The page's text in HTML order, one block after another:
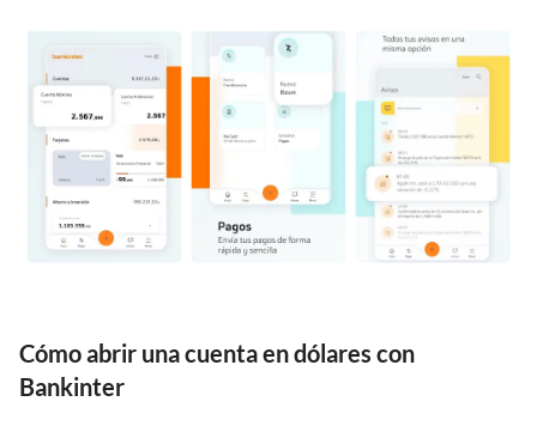
Cómo abrir una cuenta en dólares con
Bankinter